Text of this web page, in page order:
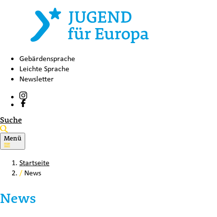
Gebärdensprache
Leichte Sprache
Newsletter
Suche
Menü
Startseite
/ News
News